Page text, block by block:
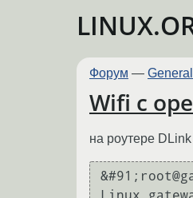
Форум — General
Wifi с
на роутере